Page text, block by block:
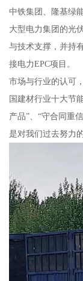
中铁集团、隆基绿
大型电力集团的光
与技术支撑，并持
接电力EPC项目。
市场与行业的认可
国建材行业十大节
产品”、“守合同重
是对我们过去努力